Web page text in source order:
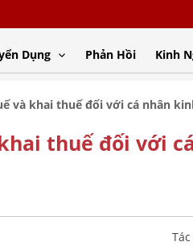
Dụng Phản Hồi Kinh
và khai thuế đối với cá nhân
thuế đối với